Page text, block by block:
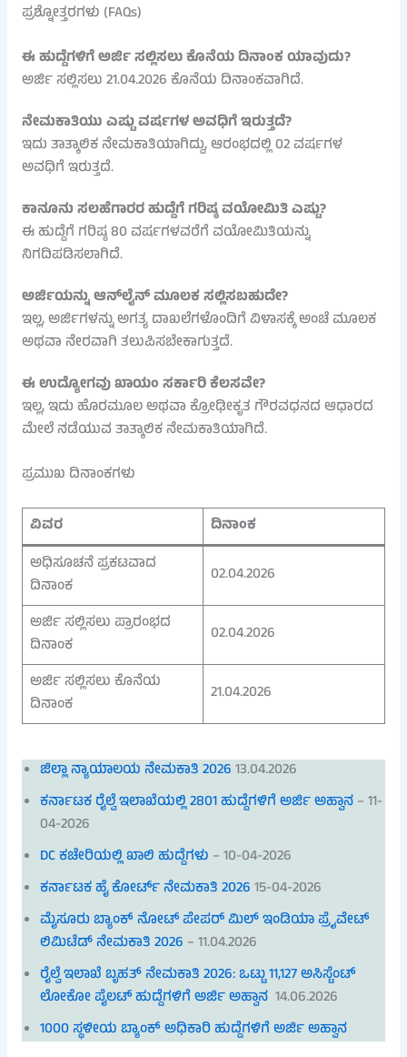
ಪ್ರಶ್ನೋತ್ತರಗಳು (FAQs)
ಈ ಹುದ್ದೆಗಳಿಗೆ ಅರ್ಜಿ ಸಲ್ಲಿಸಲು ಕೊನೆಯ ದಿನಾಂಕ ಯಾವುದು?
ಅರ್ಜಿ ಸಲ್ಲಿಸಲು 21.04.2026 ಕೊನೆಯ ದಿನಾಂಕವಾಗಿದೆ.
ನೇಮಕಾತಿಯು ಎಷ್ಟು ವರ್ಷಗಳ ಅವಧಿಗೆ ಇರುತ್ತದೆ?
ಇದು ತಾತ್ಕಾಲಿಕ ನೇಮಕಾತಿಯಾಗಿದ್ದು, ಆರಂಭದಲ್ಲಿ 02 ವರ್ಷಗಳ
ಅವಧಿಗೆ ಇರುತ್ತದೆ.
ಕಾನೂನು ಸಲಹೆಗಾರರ ಹುದ್ದೆಗೆ ಗರಿಷ್ಠ ವಯೋಮಿತಿ ಎಷ್ಟು?
ಈ ಹುದ್ದೆಗೆ ಗರಿಷ್ಠ 80 ವರ್ಷಗಳವರೆಗೆ ವಯೋಮಿತಿಯನ್ನು
ನಿಗದಿಪಡಿಸಲಾಗಿದೆ.
ಅರ್ಜಿಯನ್ನು ಆನ್‌ಲೈನ್ ಮೂಲಕ ಸಲ್ಲಿಸಬಹುದೇ?
ಇಲ್ಲ, ಅರ್ಜಿಗಳನ್ನು ಅಗತ್ಯ ದಾಖಲೆಗಳೊಂದಿಗೆ ವಿಳಾಸಕ್ಕೆ ಅಂಚೆ ಮೂಲಕ
ಅಥವಾ ನೇರವಾಗಿ ತಲುಪಿಸಬೇಕಾಗುತ್ತದೆ.
ಈ ಉದ್ಯೋಗವು ಖಾಯಂ ಸರ್ಕಾರಿ ಕೆಲಸವೇ?
ಇಲ್ಲ, ಇದು ಹೊರಮೂಲ ಅಥವಾ ಕ್ರೋಢೀಕೃತ ಗೌರವಧನದ ಆಧಾರದ
ಮೇಲೆ ನಡೆಯುವ ತಾತ್ಕಾಲಿಕ ನೇಮಕಾತಿಯಾಗಿದೆ.
ಪ್ರಮುಖ ದಿನಾಂಕಗಳು
ವಿವರ
ದಿನಾಂಕ
ಅಧಿಸೂಚನೆ ಪ್ರಕಟವಾದ
ದಿನಾಂಕ
02.04.2026
ಅರ್ಜಿ ಸಲ್ಲಿಸಲು ಪ್ರಾರಂಭದ
ದಿನಾಂಕ
02.04.2026
ಅರ್ಜಿ ಸಲ್ಲಿಸಲು ಕೊನೆಯ
ದಿನಾಂಕ
21.04.2026
ಜಿಲ್ಲಾ ನ್ಯಾಯಾಲಯ ನೇಮಕಾತಿ 202613.04.2026
ಕರ್ನಾಟಕ ರೈಲ್ವೆ ಇಲಾಖೆಯಲ್ಲಿ 2801 ಹುದ್ದೆಗಳಿಗೆ ಅರ್ಜಿ ಅಹ್ವಾನ– 11-
04-2026
DC ಕಚೇರಿಯಲ್ಲಿ ಖಾಲಿ ಹುದ್ದೆಗಳು – 10-04-2026
ಕರ್ನಾಟಕ ಹೈ ಕೋರ್ಟ್ ನೇಮಕಾತಿ 202615-04-2026
ಮೈಸೂರು ಬ್ಯಾಂಕ್ ನೋಟ್ ಪೇಪರ್ ಮಿಲ್ ಇಂಡಿಯಾ ಪ್ರೈವೇಟ್
ಲಿಮಿಟೆಡ್ ನೇಮಕಾತಿ 2026 – 11.04.2026
ರೈಲ್ವೆ ಇಲಾಖೆ ಬೃಹತ್ ನೇಮಕಾತಿ 2026: ಒಟ್ಟು 11,127 ಅಸಿಸ್ಟೆಂಟ್
ಲೋಕೋ ಪೈಲಟ್ ಹುದ್ದೆಗಳಿಗೆ ಅರ್ಜಿ ಅಹ್ವಾನ 14.06.2026
1000 ಸ್ಥಳೀಯ ಬ್ಯಾಂಕ್ ಅಧಿಕಾರಿ ಹುದ್ದೆಗಳಿಗೆ ಅರ್ಜಿ ಅಹ್ವಾನ